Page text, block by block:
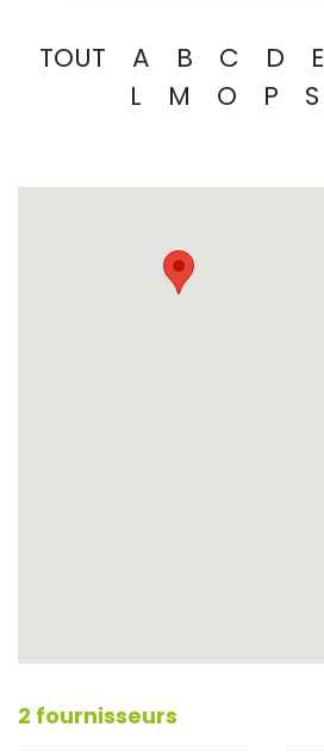
TOUT A B C D E
L
M O P S
2 fournisseurs